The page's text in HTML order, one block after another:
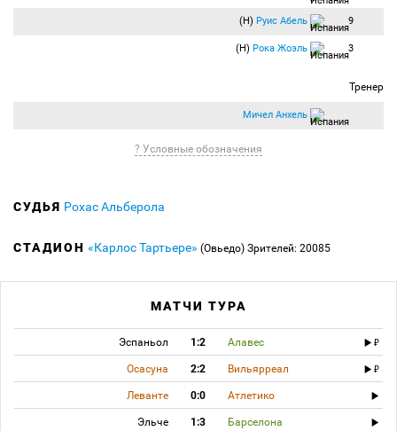
(Н) Руис Абель 9
(Н) Рока Жоэль 3
Тренер
Мичел Анхель
? Условные обозначения
СУДЬЯ Рохас Альберола
СТАДИОН «Карлос Тартьере» (Овьедо) Зрителей: 20085
МАТЧИ ТУРА
Эспаньол 1:2 Алавес
Осасуна 2:2 Вильярреал
Леванте 0:0 Атлетико
Эльче 1:3 Барселона